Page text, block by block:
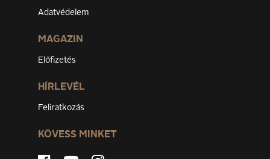
Adatvédelem
MAGAZIN
Előfizetés
HÍRLEVÉL
Feliratkozás
KÖVESS MINKET